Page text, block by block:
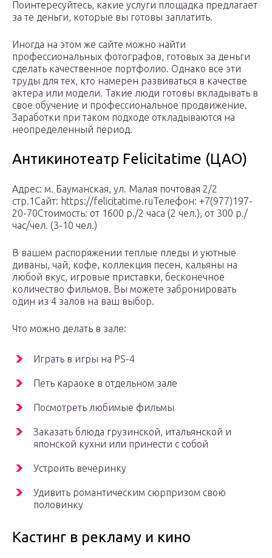
Поинтересуйтесь, какие услуги площадка предлагает
за те деньги, которые вы готовы заплатить.
Иногда на этом же сайте можно найти
профессиональных фотографов, готовых за деньги
сделать качественное портфолио. Однако все эти
труды для тех, кто намерен развиваться в качестве
актера или модели. Такие люди готовы вкладывать в
свое обучение и профессиональное продвижение.
Заработки при таком подходе откладываются на
неопределенный период.
Антикинотеатр Felicitatime (ЦАО)
Адрес: м. Бауманская, ул. Малая почтовая 2/2
стр.1Сайт: https://felicitatime.ruТелефон: +7(977)197-
20-70Стоимость: от 1600 р./2 часа (2 чел.), от 300 р./
час/чел. (3-10 чел.)
В вашем распоряжении теплые пледы и уютные
диваны, чай, кофе, коллекция песен, кальяны на
любой вкус, игровые приставки, бесконечное
количество фильмов. Вы можете забронировать
один из 4 залов на ваш выбор.
Что можно делать в зале:
Играть в игры на PS-4
Петь караоке в отдельном зале
Посмотреть любимые фильмы
Заказать блюда грузинской, итальянской и
японской кухни или принести с собой
Устроить вечеринку
Удивить романтическим сюрпризом свою
половинку
Кастинг в рекламу и кино